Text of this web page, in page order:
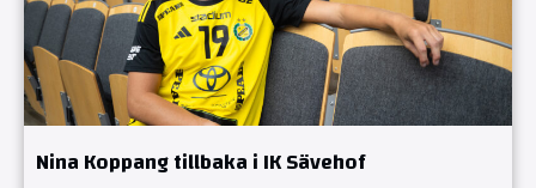
Nina Koppang tillbaka i IK Sävehof